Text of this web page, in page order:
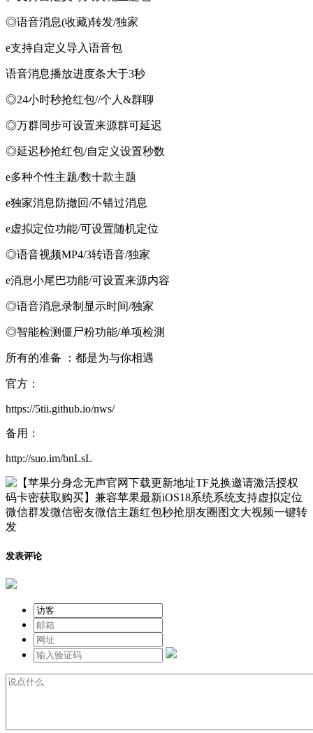
◎语音消息(收藏)转发/独家
e支持自定义导入语音包
语音消息播放进度条大于3秒
◎24小时秒抢红包//个人&群聊
◎万群同步可设置来源群可延迟
◎延迟秒抢红包/自定义设置秒数
e多种个性主题/数十款主题
e独家消息防撤回/不错过消息
e虚拟定位功能/可设置随机定位
◎语音视频MP4/3转语音/独家
e消息小尾巴功能/可设置来源内容
◎语音消息录制显示时间/独家
◎智能检测僵尸粉功能/单项检測
所有的准备 ：都是为与你相遇
官方：
https://5tii.github.io/nws/
备用：
http://suo.im/bnLsL
发表评论